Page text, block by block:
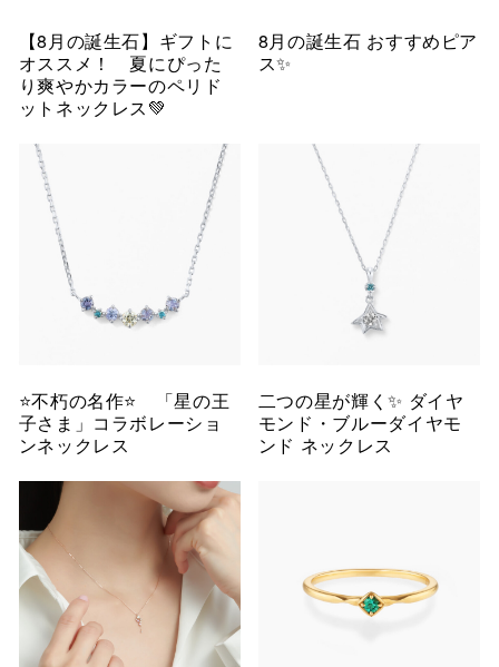
【8月の誕生石】ギフトに
オススメ！ 夏にぴった
り爽やかカラーのペリド
ットネックレス💚
8月の誕生石 おすすめピア
ス✨
⭐️不朽の名作⭐️ 「星の王
子さま」コラボレーショ
ンネックレス
二つの星が輝く✨ ダイヤ
モンド・ブルーダイヤモ
ンド ネックレス